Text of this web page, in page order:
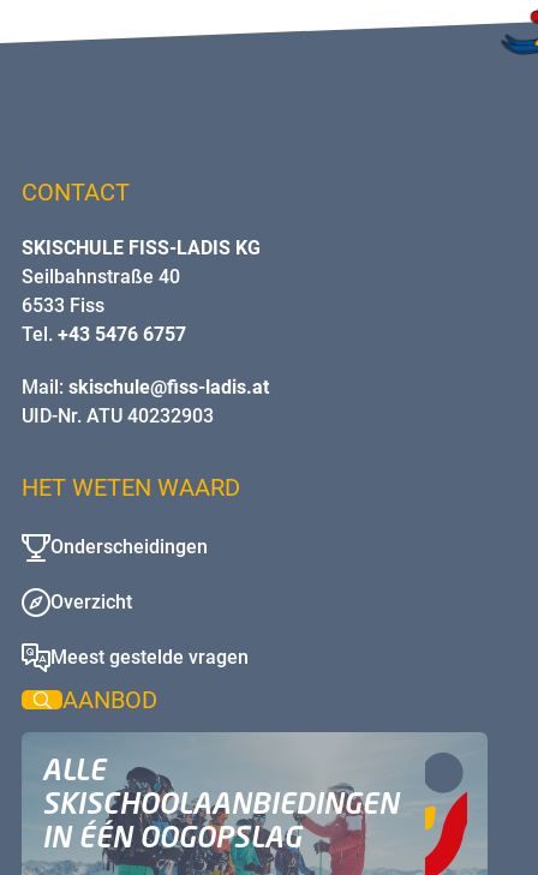
CONTACT
SKISCHULE FISS-LADIS KG
Seilbahnstraße 40
6533 Fiss
Tel.+43 5476 6757
Mail:skischule@fiss-ladis.at
UID-Nr. ATU 40232903
HET WETEN WAARD
Onderscheidingen
Overzicht
Meest gestelde vragen
AANBOD
ALLE
SKISCHOOLAANBIEDINGEN
IN ÉÉN OOGOPSLAG